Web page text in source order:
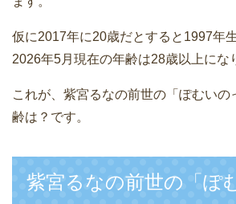
仮に2017年に20歳だとすると1997年
2026年5月現在の年齢は28歳以上にな
これが、紫宮るなの前世の「ぽむいの
齢は？です。
紫宮るなの前世の「ぽ